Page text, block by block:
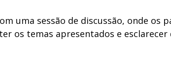
uma sessão de discussão, onde os
os temas apresentados e